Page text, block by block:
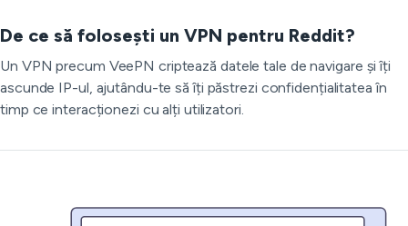
De ce să folosești un VPN pentru Reddit?
Un VPN precum VeePN criptează datele tale de navigare și îți
ascunde IP-ul, ajutându-te să îți păstrezi confidențialitatea în
timp ce interacționezi cu alți utilizatori.